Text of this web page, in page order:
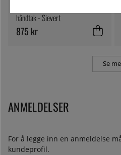
håndtak - Sievert
875 kr
Se
ANMELDELSER
For å legge inn en anmeldelse
kundeprofil.